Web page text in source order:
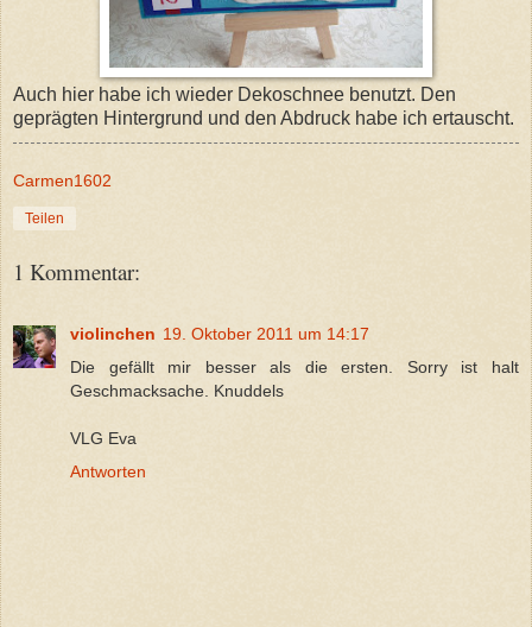
Auch hier habe ich wieder Dekoschnee benutzt. Den
geprägten Hintergrund und den Abdruck habe ich ertauscht.
Carmen1602
Teilen
1 Kommentar:
violinchen 19. Oktober 2011 um 14:17
Die gefällt mir besser als die ersten. Sorry ist halt
Geschmacksache. Knuddels
VLG Eva
Antworten